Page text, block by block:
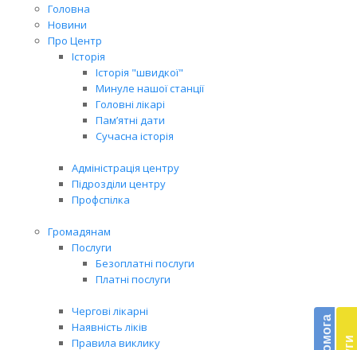
Головна
Новини
Про Центр
Історія
Історія "швидкої"
Минуле нашої станції
Головні лікарі
Пам’ятні дати
Сучасна історія
Адміністрація центру
Підрозділи центру
Профспілка
Громадянам
Послуги
Безоплатні послуги
Платні послуги
Чергові лікарні
Наявність ліків
Правила виклику